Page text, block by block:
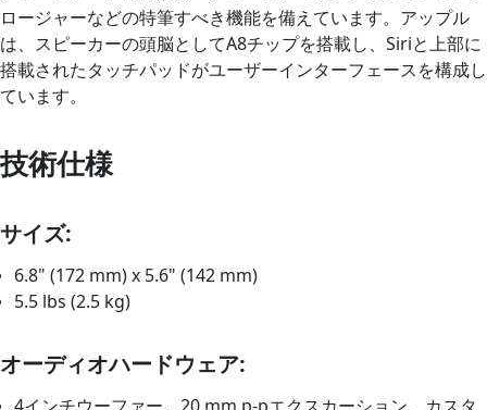
ロージャーなどの特筆すべき機能を備えています。アップル
は、スピーカーの頭脳としてA8チップを搭載し、Siriと上部に
搭載されたタッチパッドがユーザーインターフェースを構成し
ています。
技術仕様
サイズ:
6.8" (172 mm) x 5.6" (142 mm)
5.5 lbs (2.5 kg)
オーディオハードウェア: